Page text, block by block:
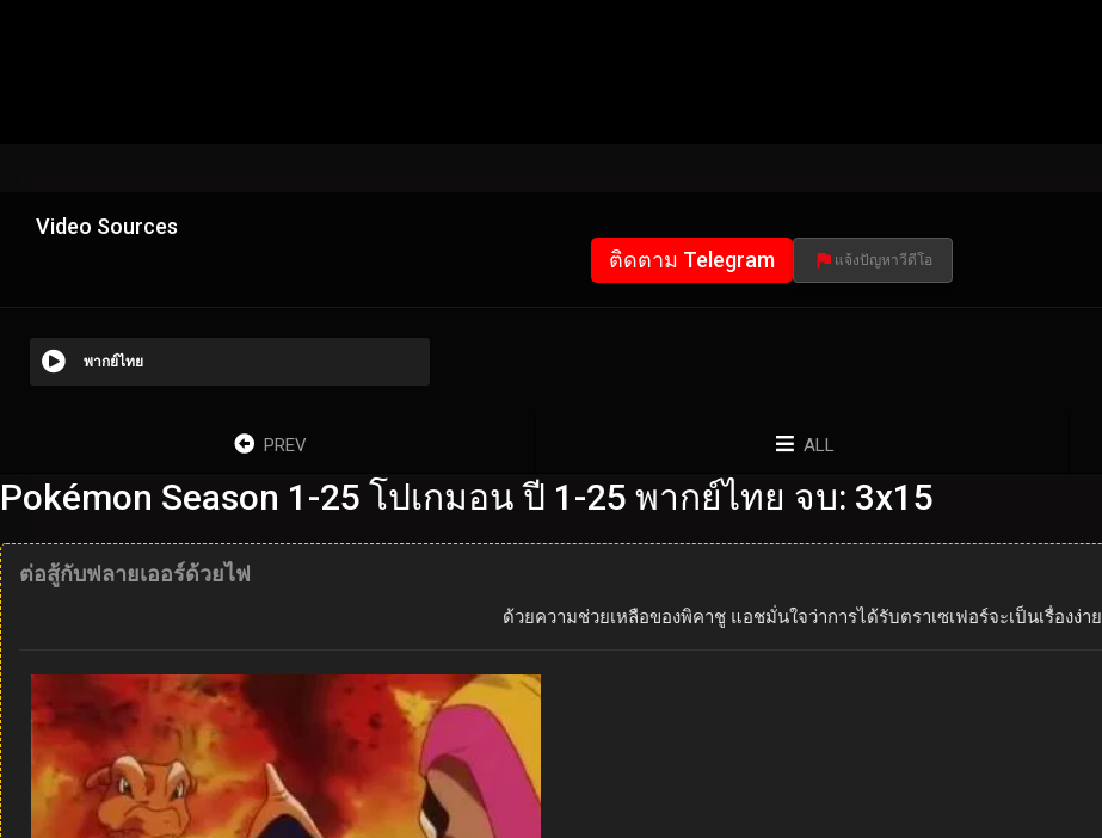
Video Sources
ติดตาม Telegram แจ้งปัญหาวีดีโอ
พากย์ไทย
PREV ALL
Pokémon Season 1-25 โปเกมอน ปี 1-25 พากย์ไทย จบ: 3x15
ต่อสู้กับฟลายเออร์ด้วยไฟ
ด้วยความช่วยเหลือของพิคาชู แอชมั่นใจว่าการได้รับตราเซเฟอร์จะเป็นเรื่องง่าย